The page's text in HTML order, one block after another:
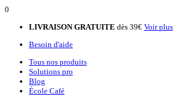
0
LIVRAISON GRATUITE dès 39€ Voir plus
Besoin d'aide
Tous nos produits
Solutions pro
Blog
École Café